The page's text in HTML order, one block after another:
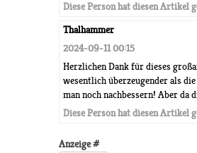
Diese Person hat diesen Artikel
Thalhammer
2024-09-11 00:15
Herzlichen Dank für dieses
wesentlich überzeugender als
man noch nachbessern! Aber da
Diese Person hat diesen Artikel
Anzeige #